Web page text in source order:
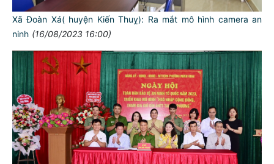
Xã Đoàn Xá( huyện Kiến Thuỵ): Ra mắt mô hình camera an
ninh (16/08/2023 16:00)